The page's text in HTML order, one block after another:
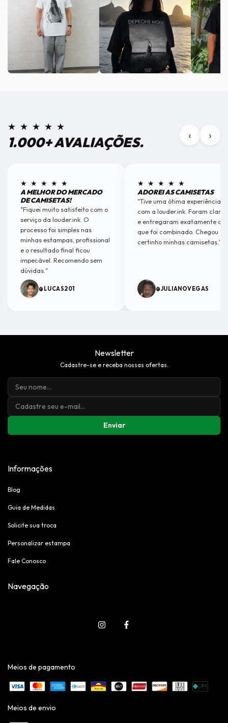
★ ★ ★ ★ ★
1.000+ AVALIAÇÕES. ‹ ›
★ ★ ★ ★ ★
A MELHOR DO MERCADO
DE CAMISETAS!
"Fiquei muito satisfeito com o
serviço da louder.ink. O
processo foi simples nas
minhas estampas, profissional
e o resultado final ficou
impecável. Recomendo sem
dúvidas."
@LUCAS201
★ ★ ★ ★ ★
ADOREI AS CAMISETAS
"Tive uma ótima experiência
com a louder.ink. Foram claros
e entregaram exatamente o
que foi combinado. Chegou
certinho minhas camisetas."
@JULIANOVEGAS
Newsletter
Cadastre-se e receba nossas ofertas.
Enviar
Informações
Blog
Guia de Medidas
Solicite sua troca
Personalizar estampa
Fale Conosco
Navegação
Meios de pagamento
Meios de envio